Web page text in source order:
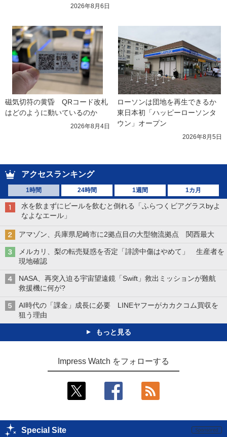
2026年8月6日
磁気切符の黄昏　QRコード改札
はどのように動いているのか
2026年8月4日
ローソンは団地を再生できるか
東日本初「ハッピーローソンタ
ウン」オープン
2026年8月5日
アクセスランキング
1時間 24時間 1週間 1カ月
水を飲まずにビールを飲むと倒れる「ふらつくビアグラスbyよ
なよなエール」
アマゾン、兵庫県尼崎市に2拠点目の大型物流拠点 関西最大
メルカリ、梨の転売疑惑を否定「誹謗中傷はやめて」 生産者を
現地確認
NASA、再突入迫る宇宙望遠鏡「Swift」救出ミッションが難航
救援機に何が?
AI時代の「課金」成長に必要 LINEヤフーがカカクコム買収を
狙う理由
もっと見る
Impress Watch をフォローする
Special Site